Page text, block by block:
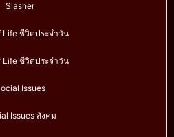
Slasher
Life ชีวิตประจำวัน
Life ชีวิตประจำวัน
Issues
Issues สังคม